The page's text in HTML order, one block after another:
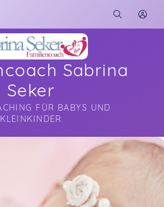
Sabrina
Seker
FÜR BABYS UND
KLEINKINDER
about me here...